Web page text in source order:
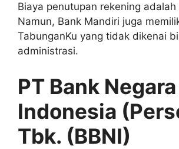
Biaya penutupan rekening adalah
Namun, Bank Mandiri juga
TabunganKu yang tidak dikenai
administrasi.
PT Bank Negara
Indonesia
Tbk. (BBNI)